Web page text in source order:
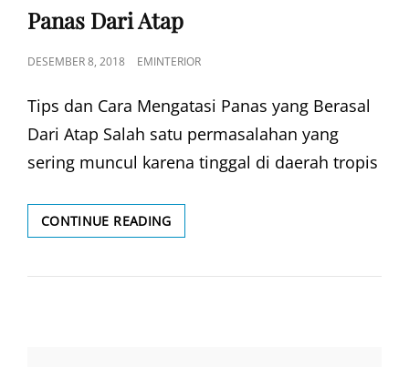
LINKS
Panas Dari Atap
POSTED
DESEMBER 8, 2018 EMINTERIOR
Tips dan Cara Mengatasi Panas yang Berasal
Dari Atap Salah satu permasalahan yang
sering muncul karena tinggal di daerah tropis
CONTINUE READINGPANAS
DARI